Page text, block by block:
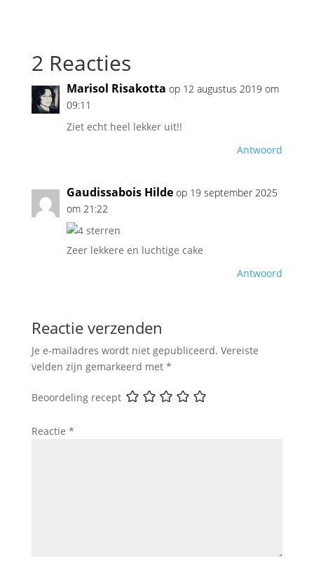
2 Reacties
Marisol Risakotta op 12 augustus 2019 om
09:11
Ziet echt heel lekker uit!!
Antwoord
Gaudissabois Hilde op 19 september 2025
om 21:22
Zeer lekkere en luchtige cake
Antwoord
Reactie verzenden
Je e-mailadres wordt niet gepubliceerd. Vereiste
velden zijn gemarkeerd met *
Beoordeling recept
Reactie *